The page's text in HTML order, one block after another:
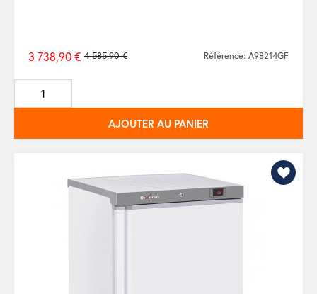
Prix
de
base
4 585,90 €
3 738,90 € Référence: A98214GF
AJOUTER AU PANIER